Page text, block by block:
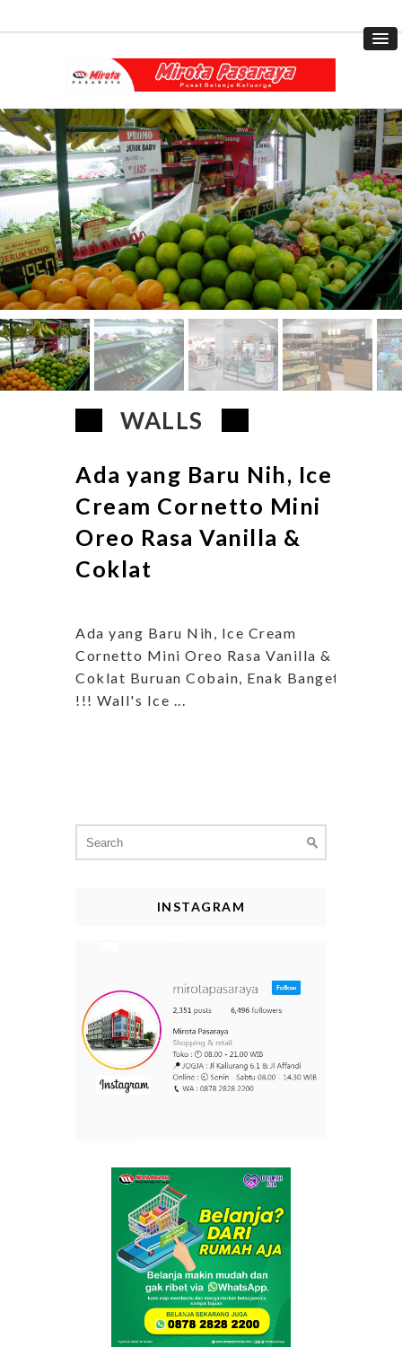
WALLS
Ada yang Baru Nih, Ice
Cream Cornetto Mini
Oreo Rasa Vanilla &
Coklat
Ada yang Baru Nih, Ice Cream
Cornetto Mini Oreo Rasa Vanilla &
Coklat Buruan Cobain, Enak Banget
!!! Wall's Ice ...
for:
INSTAGRAM